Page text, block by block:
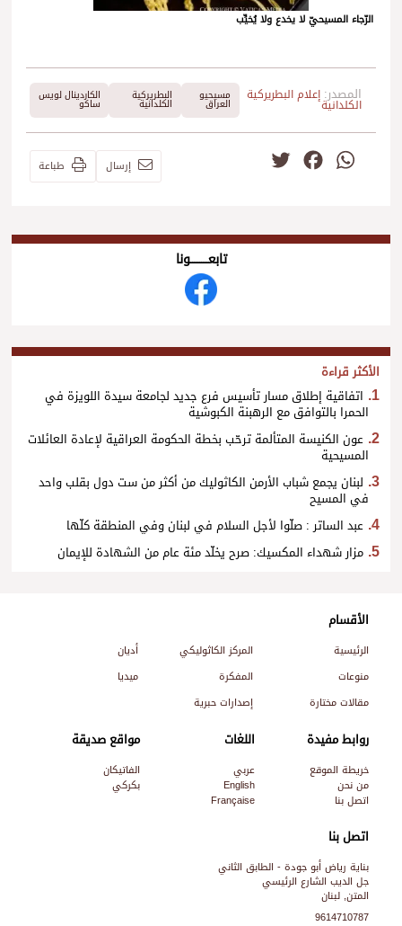
الرّجاء المسيحيّ لا يخدع ولا يُخيِّب
المصدر: إعلام البطريركية
الكلدانية
مسيحيو
العراق
البطريركية
الكلدانية
الكاردينال لويس
ساكو
WhatsApp
Facebook إرسال طباعة
تابعــــــــــونا
الأكثر قراءة
اتفاقية إطلاق مسار تأسيس فرع جديد لجامعة سيدة اللويزة في
الحمرا بالتوافق مع الرهبنة الكبوشية
عون الكنيسة المتألمة ترحّب بخطة الحكومة العراقية لإعادة العائلات
المسيحية
لبنان يجمع شباب الأرمن الكاثوليك من أكثر من ست دول بقلب واحد
في المسيح
عبد الساتر : صلّوا لأجل السلام في لبنان وفي المنطقة كلّها
مزار شهداء المكسيك: صرح يخلّد مئة عام من الشهادة للإيمان
اتصل بنا
بناية رياض أبو جودة - الطابق الثاني
جل الديب الشارع الرئيسي
المتن, لبنان
9614710787
الأقسام
الرئيسية المركز الكاثوليكي
أديان
منوعات
المفكرة
ميديا
مقالات مختارة
إصدارات حبرية
روابط مفيدة
خريطة الموقع
من نحن
اتصل بنا
اللغات
عربي
English
Française
مواقع صديقة
الفاتيكان
بكركي